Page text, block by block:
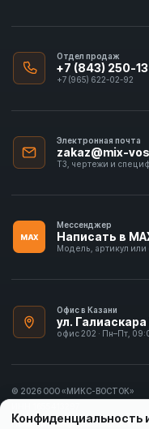
Отдел продаж
+7 (843) 250-
+7 (965) 622-02-92
Электронная почта
zakaz@mix-
ТЗ, чертежи и
MAX
Мессенджер
Написать в
Модель, артикул
Офис в Казани
ул.
офис 202 · Пн–Пт,
© 2026 ООО «МИКС-ВОСТОК»
Политика конфиденциальности
Конфиденциальность